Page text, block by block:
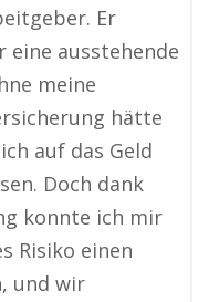
Er
ausstehende
meine
hätte
auf das Geld
Doch dank
konnte ich mir
Risiko einen
und wir